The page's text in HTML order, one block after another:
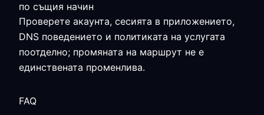
по същия начин
Проверете акаунта, сесията в приложението,
DNS поведението и политиката на услугата
поотделно; промяната на маршрут не е
единствената променлива.
FAQ